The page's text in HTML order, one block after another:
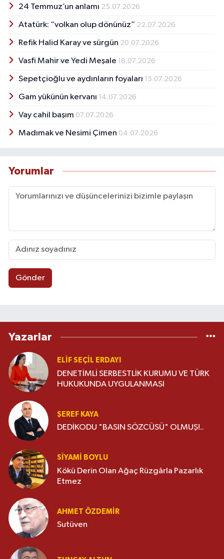
24 Temmuz’un anlamı 25.07.2026
Atatürk: “volkan olup dönünüz” 22.07.2026
Refik Halid Karay ve sürgün 20.07.2026
Vasfi Mahir ve Yedi Meşale 18.07.2026
Sepetçioğlu ve aydınların foyaları 15.07.2026
Gam yükünün kervanı 14.07.2026
Vay cahil başım 07.07.2026
Madımak ve Nesimi Çimen 04.07.2026
Yorumlar
Gönder
Yazarlar
ELIF SEÇIL ERDAYI
DENETİMLİ SERBESTLİK KURUMU VE TÜRK
HUKUKUNDA UYGULANMASI
ŞEREF KAYA
DEDİKODU "BASIN SÖZCÜSÜ" OLMUŞ!..
SIYAMI BOYLU
Kökü Derin Olan Ağaç Rüzgârla Pazarlık
Etmez
AHMET ÖZDEMIR
Sutüven